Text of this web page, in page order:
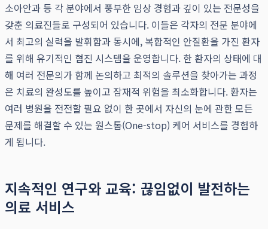
소아안과 등 각 분야에서 풍부한 임상 경험과 깊이 있는 전문성을
갖춘 의료진들로 구성되어 있습니다. 이들은 각자의 전문 분야에
서 최고의 실력을 발휘함과 동시에, 복합적인 안질환을 가진 환자
를 위해 유기적인 협진 시스템을 운영합니다. 한 환자의 상태에 대
해 여러 전문의가 함께 논의하고 최적의 솔루션을 찾아가는 과정
은 치료의 완성도를 높이고 잠재적 위험을 최소화합니다. 환자는
여러 병원을 전전할 필요 없이 한 곳에서 자신의 눈에 관한 모든
문제를 해결할 수 있는 원스톱(One-stop) 케어 서비스를 경험하
게 됩니다.
지속적인 연구와 교육: 끊임없이 발전하는
의료 서비스